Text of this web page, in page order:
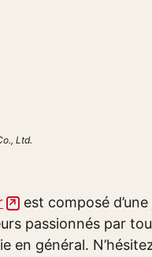
Ltd.
est composé d’une
passionnés par
en général.